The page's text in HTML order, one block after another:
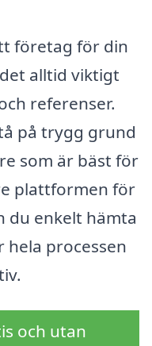
företag för din
alltid viktigt
referenser.
på trygg grund
som är bäst för
plattformen för
du enkelt hämta
processen
och utan